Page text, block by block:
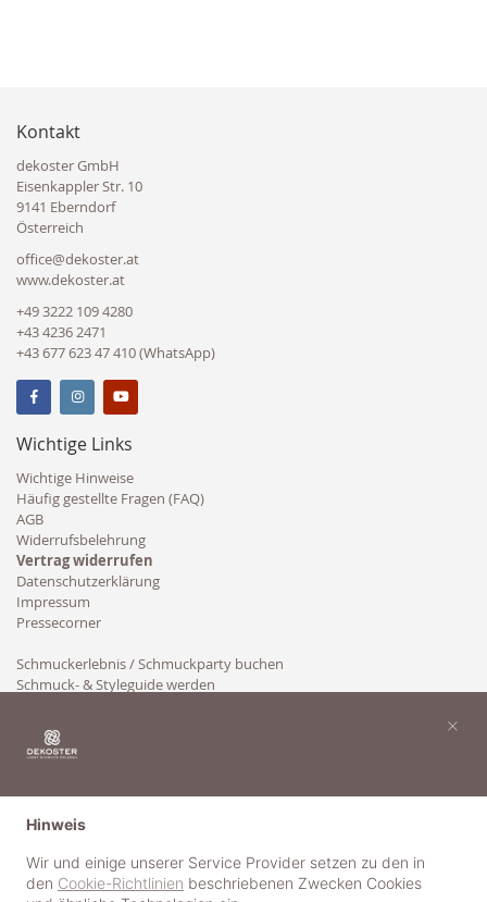
Kontakt
dekoster GmbH
Eisenkappler Str. 10
9141 Eberndorf
Österreich
office@dekoster.at
www.dekoster.at
+49 3222 109 4280
+43 4236 2471
+43 677 623 47 410 (WhatsApp)
Wichtige Links
Wichtige Hinweise
Häufig gestellte Fragen (FAQ)
AGB
Widerrufsbelehrung
Vertrag widerrufen
Datenschutzerklärung
Impressum
Pressecorner
Schmuckerlebnis / Schmuckparty buchen
Schmuck- & Styleguide werden
Hinweis
Wir und einige unserer Service Provider setzen zu den in
den Cookie-Richtlinien beschriebenen Zwecken Cookies
×